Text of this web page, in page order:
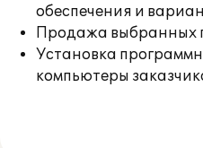
обеспечения и
Продажа выбранных
Установка
компьютеры